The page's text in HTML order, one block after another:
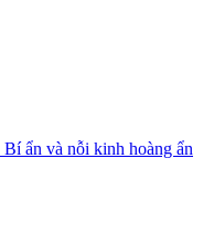
Bí ẩn và nỗi kinh hoàng ẩn